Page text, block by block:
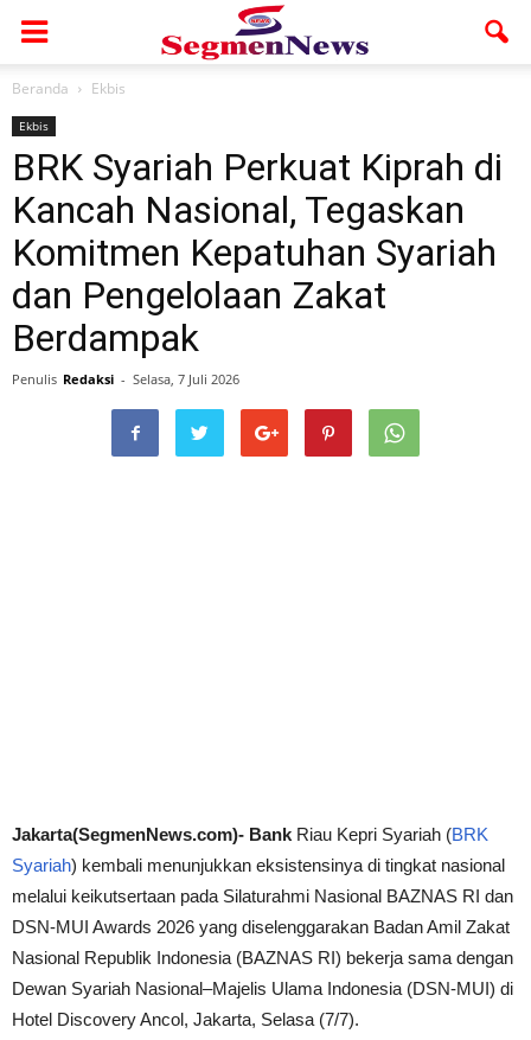
Beranda Ekbis
Ekbis
BRK Syariah Perkuat Kiprah di
Kancah Nasional, Tegaskan
Komitmen Kepatuhan Syariah
dan Pengelolaan Zakat
Berdampak
Penulis Redaksi - Selasa, 7 Juli 2026
Jakarta(SegmenNews.com)- Bank Riau Kepri Syariah (BRK
Syariah) kembali menunjukkan eksistensinya di tingkat nasional
melalui keikutsertaan pada Silaturahmi Nasional BAZNAS RI dan
DSN-MUI Awards 2026 yang diselenggarakan Badan Amil Zakat
Nasional Republik Indonesia (BAZNAS RI) bekerja sama dengan
Dewan Syariah Nasional–Majelis Ulama Indonesia (DSN-MUI) di
Hotel Discovery Ancol, Jakarta, Selasa (7/7).